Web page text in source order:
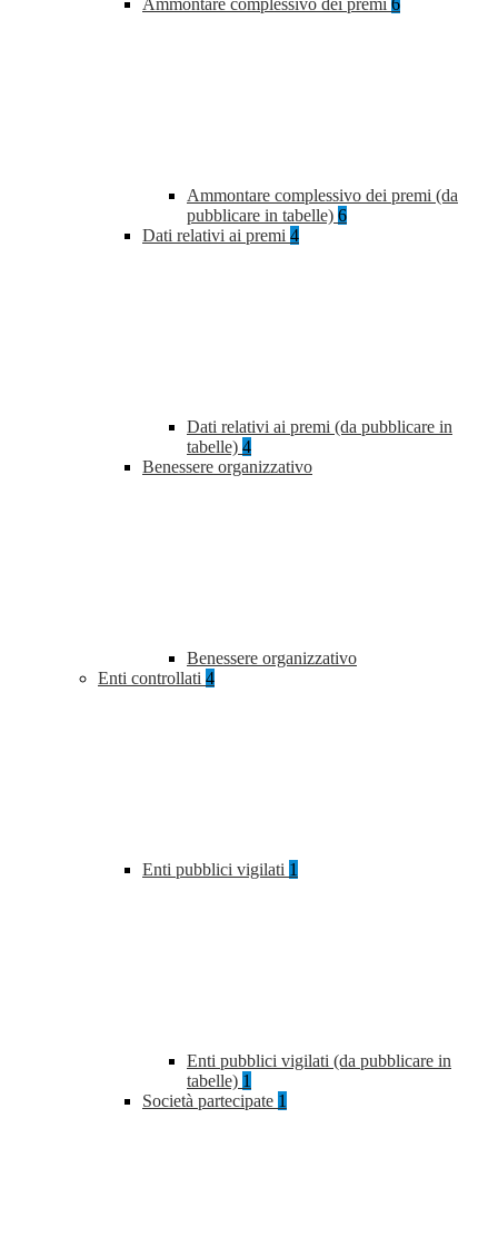
Ammontare complessivo dei premi 6
Ammontare complessivo dei premi (da
pubblicare in tabelle) 6
Dati relativi ai premi 4
Dati relativi ai premi (da pubblicare in
tabelle) 4
Benessere organizzativo
Benessere organizzativo
Enti controllati 4
Enti pubblici vigilati 1
Enti pubblici vigilati (da pubblicare in
tabelle) 1
Società partecipate 1